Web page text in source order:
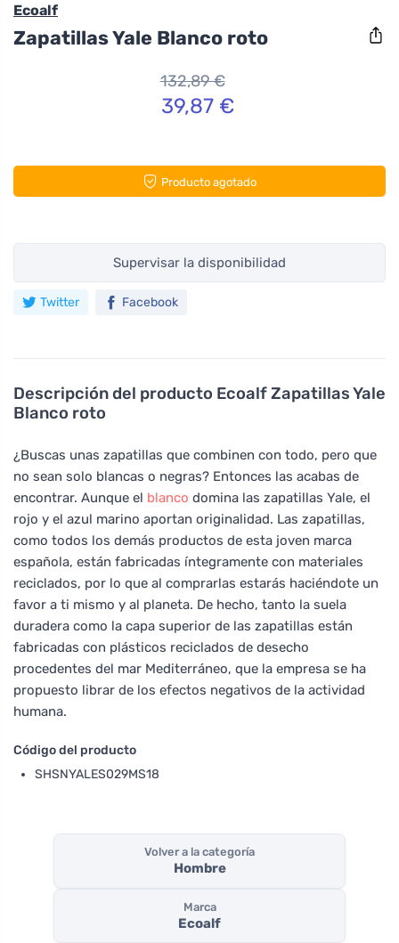
Descripción del producto Ecoalf Zapatillas Yale
Blanco roto
¿Buscas unas zapatillas que combinen con todo, pero que
no sean solo blancas o negras? Entonces las acabas de
encontrar. Aunque el blanco domina las zapatillas Yale, el
rojo y el azul marino aportan originalidad. Las zapatillas,
como todos los demás productos de esta joven marca
española, están fabricadas íntegramente con materiales
reciclados, por lo que al comprarlas estarás haciéndote un
favor a ti mismo y al planeta. De hecho, tanto la suela
duradera como la capa superior de las zapatillas están
fabricadas con plásticos reciclados de desecho
procedentes del mar Mediterráneo, que la empresa se ha
propuesto librar de los efectos negativos de la actividad
humana.
Código del producto
SHSNYALES029MS18
Ecoalf
Zapatillas Yale Blanco roto
132,89 €
39,87 €
Producto agotado
Supervisar la disponibilidad
Twitter Facebook
Volver a la categoría
Hombre
Marca
Ecoalf